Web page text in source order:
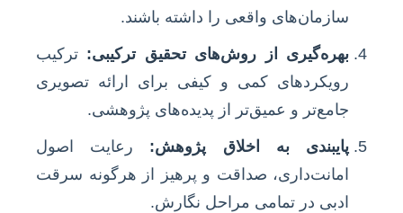
سازمان‌های واقعی را داشته باشند.
بهره‌گیری از روش‌های تحقیق ترکیبی: ترکیب
رویکردهای کمی و کیفی برای ارائه تصویری
جامع‌تر و عمیق‌تر از پدیده‌های پژوهشی.
پایبندی به اخلاق پژوهش: رعایت اصول
امانت‌داری، صداقت و پرهیز از هرگونه سرقت
ادبی در تمامی مراحل نگارش.